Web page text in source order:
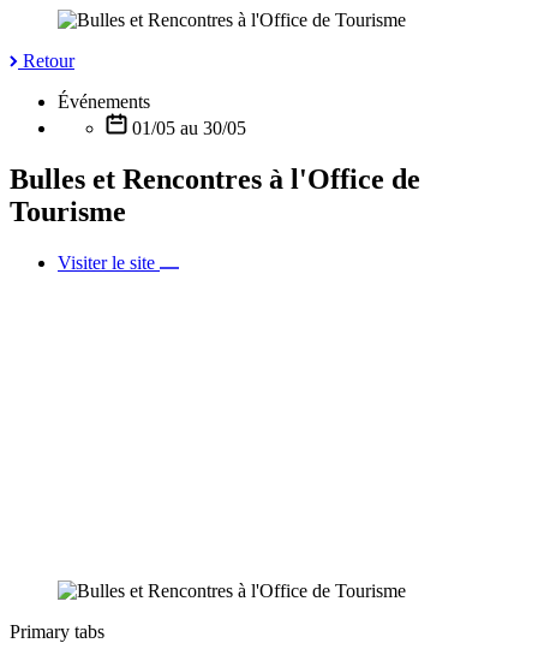
Retour
Événements
01/05 au 30/05
Bulles et Rencontres à l'Office de
Tourisme
Visiter le site
Primary tabs